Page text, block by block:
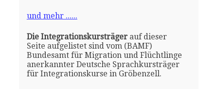
und mehr ......
Die Integrationskursträgerauf dieser
Seite aufgelistet sind vom (BAMF)
Bundesamt für Migration und Flüchtlinge
anerkannter Deutsche Sprachkursträger
für Integrationskurse in Gröbenzell.